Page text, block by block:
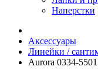
Наперстки
Аксессуары
Линейки /
Aurora 0334-